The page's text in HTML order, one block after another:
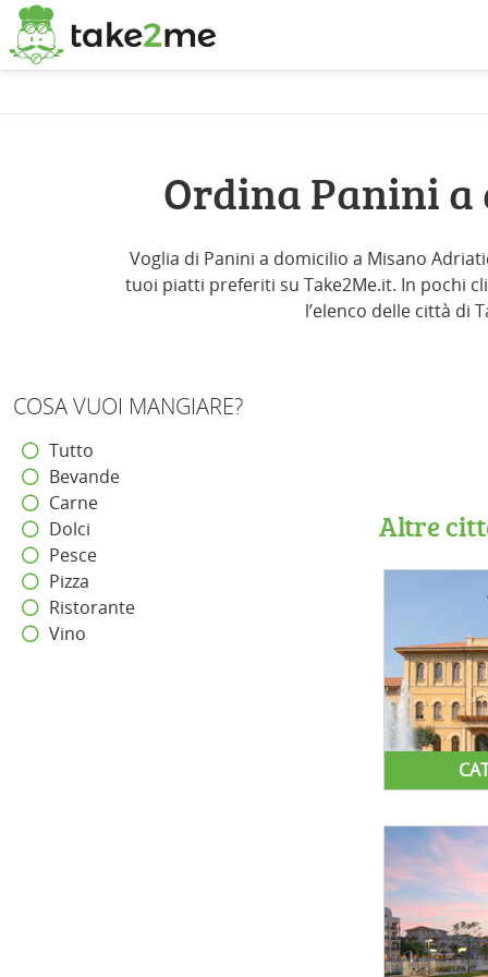
Ordina Panini a
Voglia di Panini a domicilio a Misano
tuoi piatti preferiti su Take2Me.it. In pochi
l’elenco delle città di
COSA VUOI MANGIARE?
Tutto
Bevande
Carne
Dolci
Pesce
Pizza
Ristorante
Vino
Altre